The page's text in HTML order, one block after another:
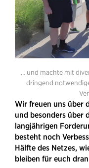
… und machte mit
dringend
Wir freuen uns über
und besonders über
langjährigen
besteht noch
Hälfte des Netzes,
bleiben für euch